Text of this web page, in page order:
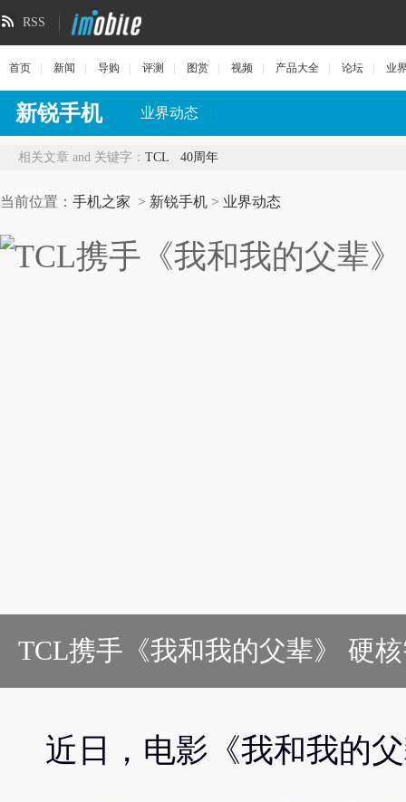
RSS
首页 新闻 导购 评测 图赏 视频 产品大全 论坛 业
新锐手机 业界动态
相关文章 and 关键字： TCL 40周年
当前位置： 手机之家 > 新锐手机 > 业界动态
TCL携手《我和我的父辈》 硬
近日，电影《我和我的